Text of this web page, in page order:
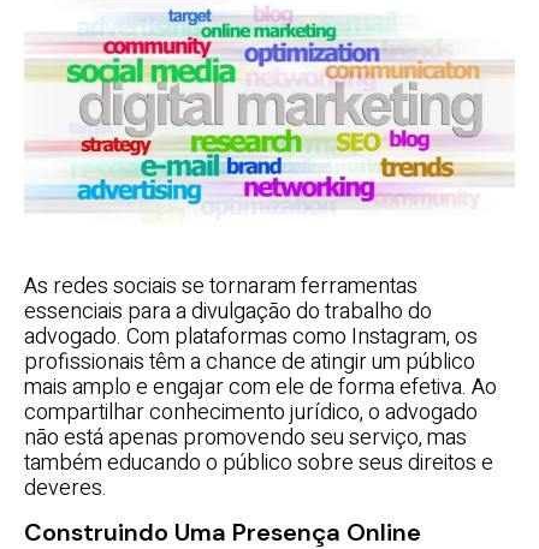
As redes sociais se tornaram ferramentas
essenciais para a divulgação do trabalho do
advogado. Com plataformas como Instagram, os
profissionais têm a chance de atingir um público
mais amplo e engajar com ele de forma efetiva. Ao
compartilhar conhecimento jurídico, o advogado
não está apenas promovendo seu serviço, mas
também educando o público sobre seus direitos e
deveres.
Construindo Uma Presença Online